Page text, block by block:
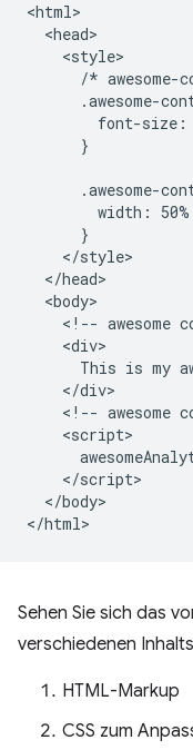
<html>
  <head>
    <style>
/* awesome-
.awesome-
font-size:
      }
.awesome-
width:
      }
    </style>
  </head>
  <body>
<!-- awesome
    <div>
This is my
    </div>
<!-- awesome
    <script>
    </script>
  </body>
Sehen Sie sich das
verschiedenen
HTML-Markup
CSS zum